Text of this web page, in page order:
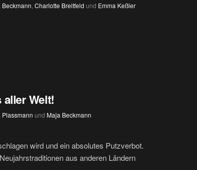
Beckmann, Charlotte Breitfeld und Emma Keßler
aller Welt!
Plassmann und Maja Beckmann
wird und ein absolutes Putzverbot.
aus anderen Ländern